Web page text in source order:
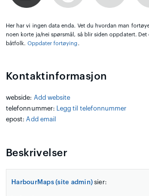
Her har vi ingen data enda. Vet du hvordan man
noen korte ja/nei spørsmål, så blir siden oppdatert.
båtfolk. Oppdater fortøying .
Kontaktinformasjon
webside: Add website
telefonnummer:
Legg til telefonnummer
epost: Add email
Beskrivelser
HarbourMaps (site admin) sier: